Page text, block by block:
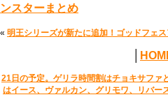
ンスターまとめ
« 明王シリーズが新たに追加！ゴッドフェ
21日の予定。ゲリラ時間割はチョキサファ
はイース、ヴァルカン、グリモワ、リバー